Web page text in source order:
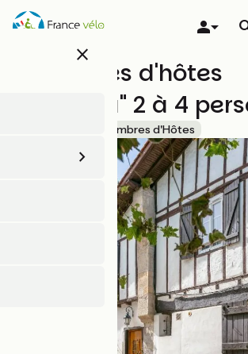
Aller
au
close
Chambres d'hôtes
"Aguerria" 2 à 4
Chambres d'Hôtes